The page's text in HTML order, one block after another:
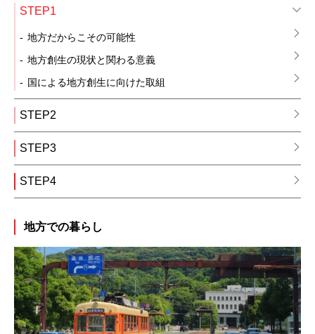
STEP1
地方だからこその可能性
地方創生の現状と関わる意義
国による地方創生に向けた取組
STEP2
STEP3
STEP4
地方での暮らし